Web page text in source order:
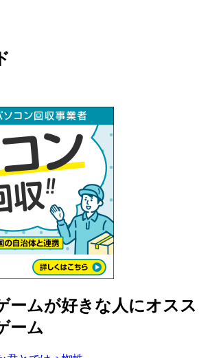
ームが好きな人にオスス
ーム